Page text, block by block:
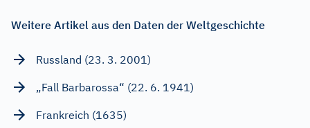
Weitere Artikel aus den Daten der Weltgeschichte
Russland (23. 3. 2001)
„Fall Barbarossa“ (22. 6. 1941)
Frankreich (1635)